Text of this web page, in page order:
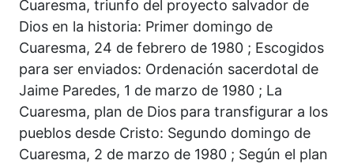
Cuaresma, triunfo del proyecto salvador de
Dios en la historia: Primer domingo de
Cuaresma, 24 de febrero de 1980 ; Escogidos
para ser enviados: Ordenación sacerdotal de
Jaime Paredes, 1 de marzo de 1980 ; La
Cuaresma, plan de Dios para transfigurar a los
pueblos desde Cristo: Segundo domingo de
Cuaresma, 2 de marzo de 1980 ; Según el plan